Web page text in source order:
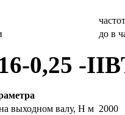
до в
0,25 -
выходном валу, Н м 2000